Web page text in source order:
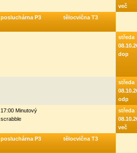
več
posluchárna P3 tělocvična T3
středa
dop
středa
odp
17:00 Minutový
scrabble
středa
več
posluchárna P3 tělocvična T3